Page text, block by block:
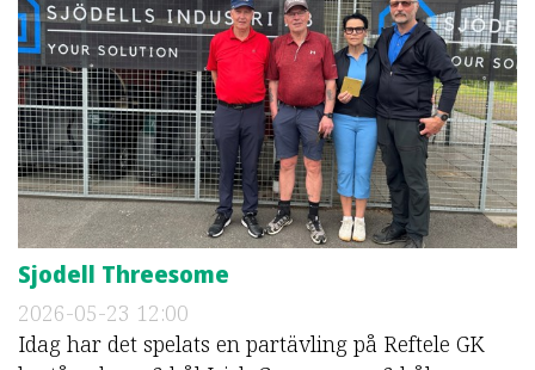
Sjodell Threesome
2026-05-23 12:00
Idag har det spelats en partävling på Reftele GK